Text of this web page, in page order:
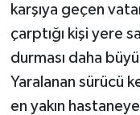
karşıya geçen
çarptığı kişi yere
durması daha
Yaralanan sürücü
en yakın